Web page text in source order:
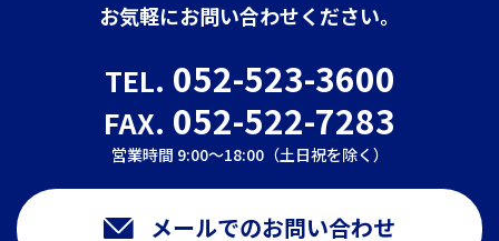
お気軽にお問い合わせください。
TEL. 052-523-3600
FAX. 052-522-7283
営業時間 9:00～18:00（土日祝を除く）
メールでのお問い合わせ